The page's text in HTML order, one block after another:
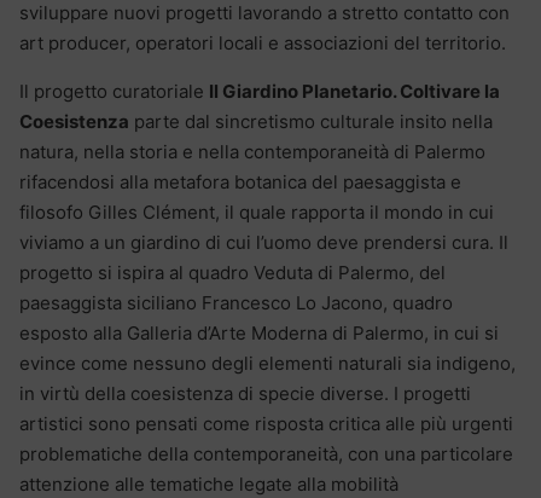
sviluppare nuovi progetti lavorando a stretto contatto con
art producer, operatori locali e associazioni del territorio.
Il progetto curatoriale Il Giardino Planetario. Coltivare la
Coesistenza parte dal sincretismo culturale insito nella
natura, nella storia e nella contemporaneità di Palermo
rifacendosi alla metafora botanica del paesaggista e
filosofo Gilles Clément, il quale rapporta il mondo in cui
viviamo a un giardino di cui l’uomo deve prendersi cura. Il
progetto si ispira al quadro Veduta di Palermo, del
paesaggista siciliano Francesco Lo Jacono, quadro
esposto alla Galleria d’Arte Moderna di Palermo, in cui si
evince come nessuno degli elementi naturali sia indigeno,
in virtù della coesistenza di specie diverse. I progetti
artistici sono pensati come risposta critica alle più urgenti
problematiche della contemporaneità, con una particolare
attenzione alle tematiche legate alla mobilità